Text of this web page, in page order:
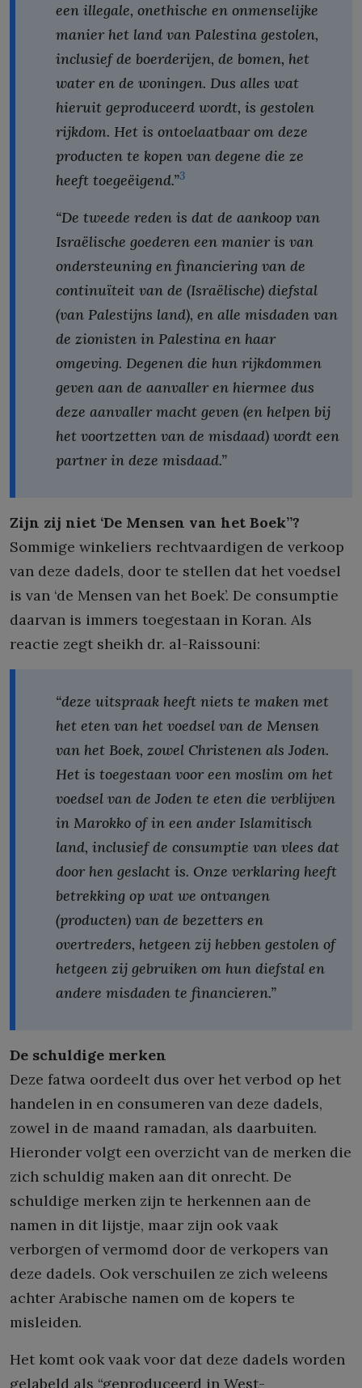
een illegale, onethische en onmenselijke
manier het land van Palestina gestolen,
inclusief de boerderijen, de bomen, het
water en de woningen. Dus alles wat
hieruit geproduceerd wordt, is gestolen
rijkdom. Het is ontoelaatbaar om deze
producten te kopen van degene die ze
heeft toegeëigend.”3
“De tweede reden is dat de aankoop van
Israëlische goederen een manier is van
ondersteuning en financiering van de
continuïteit van de (Israëlische) diefstal
(van Palestijns land), en alle misdaden van
de zionisten in Palestina en haar
omgeving. Degenen die hun rijkdommen
geven aan de aanvaller en hiermee dus
deze aanvaller macht geven (en helpen bij
het voortzetten van de misdaad) wordt een
partner in deze misdaad.”
Zijn zij niet ‘De Mensen van het Boek”?
Sommige winkeliers rechtvaardigen de verkoop
van deze dadels, door te stellen dat het voedsel
is van ‘de Mensen van het Boek’. De consumptie
daarvan is immers toegestaan in Koran. Als
reactie zegt sheikh dr. al-Raissouni:
“deze uitspraak heeft niets te maken met
het eten van het voedsel van de Mensen
van het Boek, zowel Christenen als Joden.
Het is toegestaan voor een moslim om het
voedsel van de Joden te eten die verblijven
in Marokko of in een ander Islamitisch
land, inclusief de consumptie van vlees dat
door hen geslacht is. Onze verklaring heeft
betrekking op wat we ontvangen
(producten) van de bezetters en
overtreders, hetgeen zij hebben gestolen of
hetgeen zij gebruiken om hun diefstal en
andere misdaden te financieren.”
De schuldige merken
Deze fatwa oordeelt dus over het verbod op het
handelen in en consumeren van deze dadels,
zowel in de maand ramadan, als daarbuiten.
Hieronder volgt een overzicht van de merken die
zich schuldig maken aan dit onrecht. De
schuldige merken zijn te herkennen aan de
namen in dit lijstje, maar zijn ook vaak
verborgen of vermomd door de verkopers van
deze dadels. Ook verschuilen ze zich weleens
achter Arabische namen om de kopers te
misleiden.
Het komt ook vaak voor dat deze dadels worden
gelabeld als “geproduceerd in West-